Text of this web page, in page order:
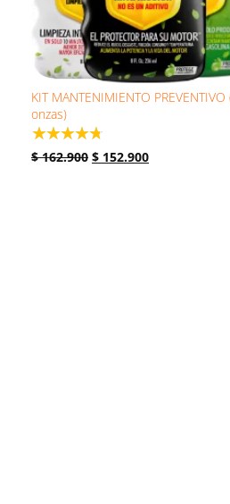
KIT MANTENIMIENTO PREVENTIVO
onzas)
☆☆☆☆☆
$162.900 $ 152.900